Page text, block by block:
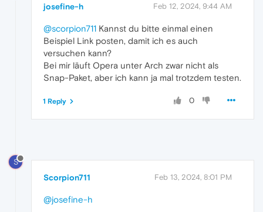
josefine-h Feb 12, 2024, 9:44 AM
@scorpion711 Kannst du bitte einmal einen
Beispiel Link posten, damit ich es auch
versuchen kann?
Bei mir läuft Opera unter Arch zwar nicht als
Snap-Paket, aber ich kann ja mal trotzdem testen.
0
1 Reply
S
Scorpion711 Feb 13, 2024, 8:01 PM
@josefine-h